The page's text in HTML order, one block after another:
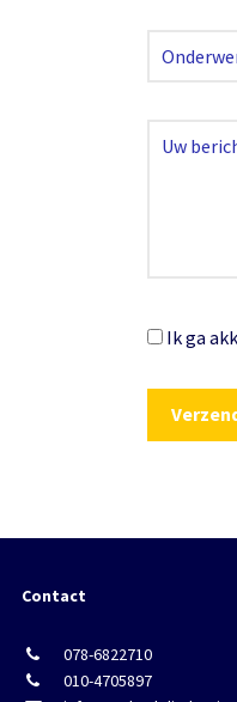
Ik ga
Contact
078-6822710
010-4705897